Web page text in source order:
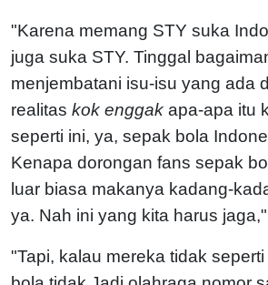
"Karena memang STY suka
juga suka STY. Tinggal
menjembatani isu-isu yang ada
realitas kok enggak apa-apa itu
seperti ini, ya, sepak bola
Kenapa dorongan fans sepak
luar biasa makanya kadang-
ya. Nah ini yang kita harus
"Tapi, kalau mereka tidak